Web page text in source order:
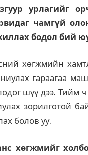
урлагийг
чамгүй
бодол бий
хөгжмийн
гараагаа
шүү дээ. Тийм
зорилготой
болов уу.
хөгжмийг